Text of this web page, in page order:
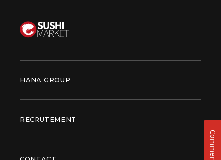
HANA GROUP
RECRUTEMENT